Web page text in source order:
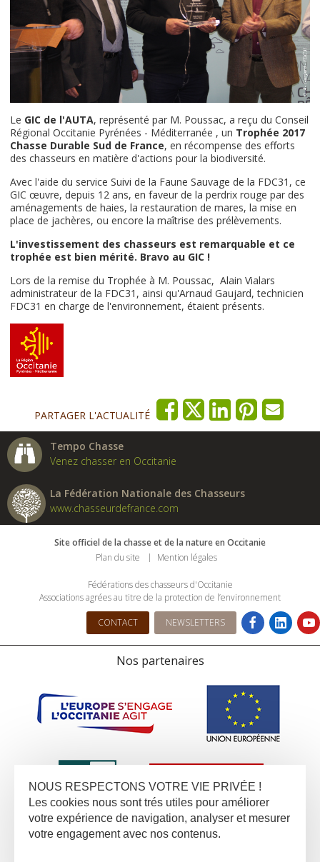
Le GIC de l'AUTA, représenté par M. Poussac, a reçu du Conseil
Régional Occitanie Pyrénées - Méditerranée , un Trophée 2017
Chasse Durable Sud de France, en récompense des efforts
des chasseurs en matière d'actions pour la biodiversité.
Avec l'aide du service Suivi de la Faune Sauvage de la FDC31, ce
GIC œuvre, depuis 12 ans, en faveur de la perdrix rouge par des
aménagements de haies, la restauration de mares, la mise en
place de jachères, ou encore la maîtrise des prélèvements.
L'investissement des chasseurs est remarquable et ce
trophée est bien mérité. Bravo au GIC !
Lors de la remise du Trophée à M. Poussac, Alain Vialars
administrateur de la FDC31, ainsi qu'Arnaud Gaujard, technicien
FDC31 en charge de l'environnement, étaient présents.
PARTAGER L'ACTUALITÉ
Tempo Chasse
Venez chasser en Occitanie
La Fédération Nationale des Chasseurs
www.chasseurdefrance.com
Site officiel de la chasse et de la nature en Occitanie
Plan du site
Mention légales
Fédérations des chasseurs d'Occitanie
Associations agrées au titre de la protection de l’environnement
CONTACT NEWSLETTERS
Nos partenaires
NOUS RESPECTONS VOTRE VIE PRIVÉE !
Les cookies nous sont trés utiles pour améliorer
votre expérience de navigation, analyser et mesurer
votre engagement avec nos contenus.